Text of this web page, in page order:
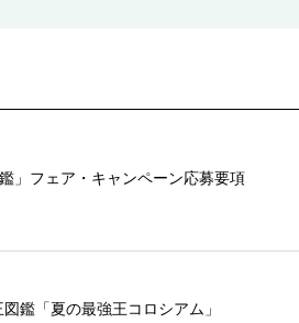
」フェア・キャンペーン応募要項
鑑「夏の最強王コロシアム」